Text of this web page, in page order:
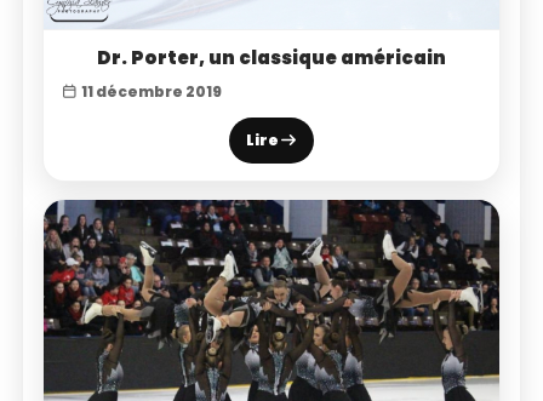
Dr. Porter, un classique américain
11 décembre 2019
Lire